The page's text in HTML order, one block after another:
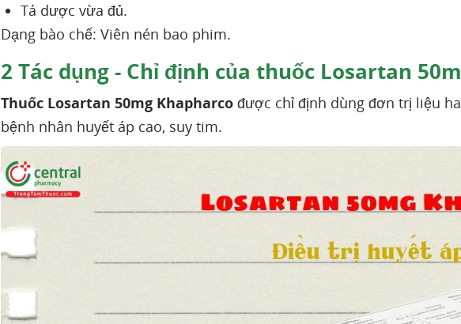
Tá dược vừa đủ.
Dạng bào chế: Viên nén bao phim.
2 Tác dụng - Chỉ định của thuốc Losartan
Thuốc Losartan 50mg Khapharco được chỉ định dùng đơn trị liệu
bệnh nhân huyết áp cao, suy tim.